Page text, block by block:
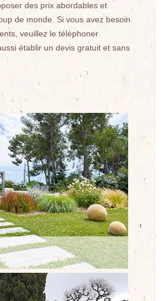
des prix abordables et
de monde. Si vous avez besoin
veuillez le téléphoner
établir un devis gratuit et sans